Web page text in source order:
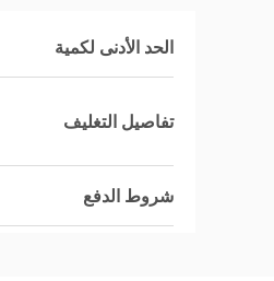
الحد الأدنى لكمية
تفاصيل التغليف
شروط الدفع